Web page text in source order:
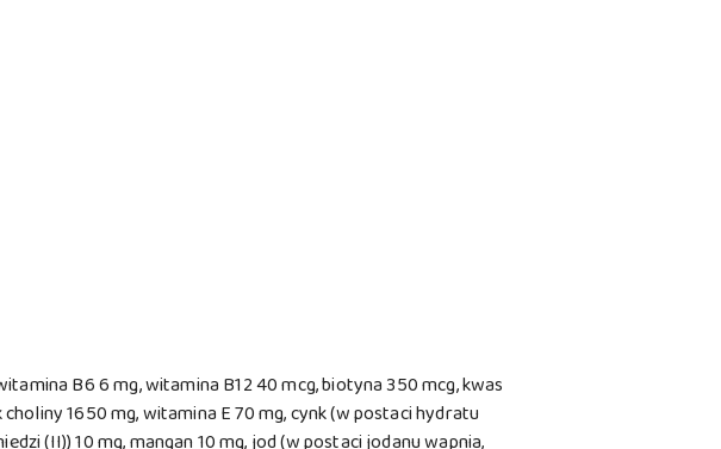
B6 6 mg, witamina B12 40 mcg, biotyna 350 mcg, kwas
1650 mg, witamina E 70 mg, cynk (w postaci hydratu
(II)) 10 mg, mangan 10 mg, jod (w postaci jodanu wapnia,